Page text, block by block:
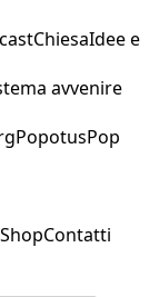
ChiesaIdee e
avvenire
PopotusPop
ShopContatti